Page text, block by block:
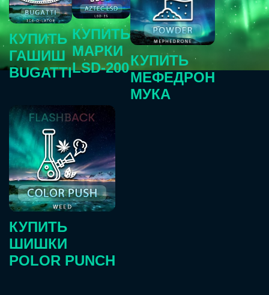
КУПИТЬ
ГАШИШ
BUGATTI
КУПИТЬ
МАРКИ
LSD-200КУПИТЬ
МЕФЕДРОН
МУКА
КУПИТЬ
ШИШКИ
POLOR PUNCH